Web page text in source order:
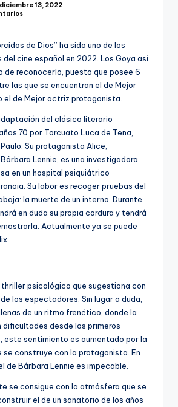
diciembre 13, 2022
de Dios” ha sido uno de los
cine español en 2022. Los Goya así
de reconocerlo, puesto que posee 6
las que se encuentran el de Mejor
el de Mejor actriz protagonista.
del clásico literario
70 por Torcuato Luca de Tena,
Su protagonista Alice,
Lennie, es una investigadora
en un hospital psiquiátrico
Su labor es recoger pruebas del
la muerte de un interno. Durante
en duda su propia cordura y tendrá
Actualmente ya se puede
psicológico que sugestiona con
los espectadores. Sin lugar a duda,
de un ritmo frenético, donde la
dificultades desde los primeros
este sentimiento es aumentado por la
se construye con la protagonista. En
de Bárbara Lennie es impecable.
se consigue con la atmósfera que se
el de un sanatorio de los años